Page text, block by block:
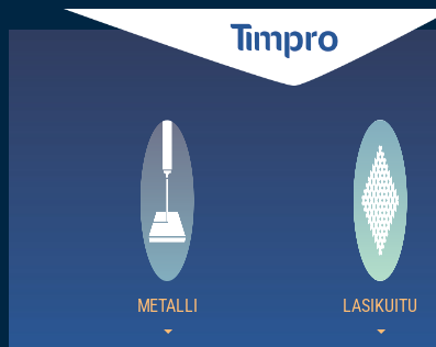
Siirry
METALLI LASIKUITU